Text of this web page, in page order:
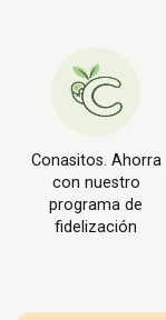
Conasitos. Ahorra
con nuestro
programa de
fidelización